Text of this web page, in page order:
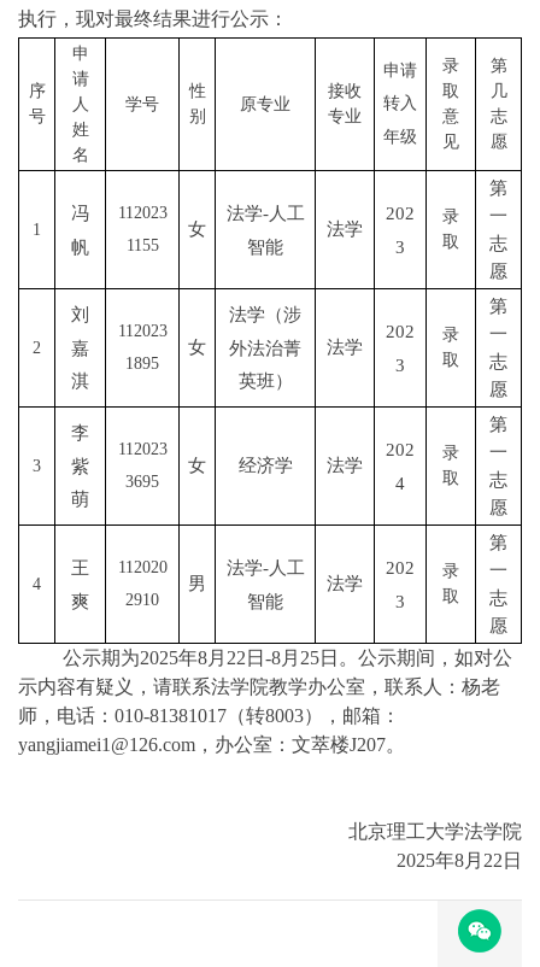
执行，现对最终结果进行公示：
序
号
申
请
人
姓
名
学号
性
别
原专业
接收
专业
申请
转入
年级
录
取
意
见
第
几
志
愿
1
冯
帆
112023
1155
女
法学-人工
智能
法学
202
3
录
取
第
一
志
愿
2
刘
嘉
淇
112023
1895
女
法学（涉
外法治菁
英班）
法学
202
3
录
取
第
一
志
愿
3
李
紫
萌
112023
3695
女 经济学 法学
202
4
录
取
第
一
志
愿
4
王
爽
112020
2910
男
法学-人工
智能
法学
202
3
录
取
第
一
志
愿
公示期为2025年8月22日-8月25日。公示期间，如对公
示内容有疑义，请联系法学院教学办公室，联系人：杨老
师，电话：010-81381017（转8003），邮箱：
yangjiamei1@126.com，办公室：文萃楼J207。
北京理工大学法学院
2025年8月22日